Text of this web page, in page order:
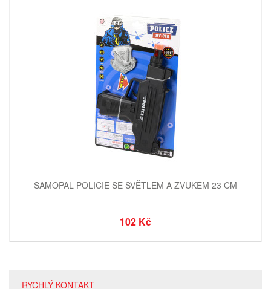
SAMOPAL POLICIE SE SVĚTLEM A ZVUKEM 23 CM
102 Kč
RYCHLÝ KONTAKT